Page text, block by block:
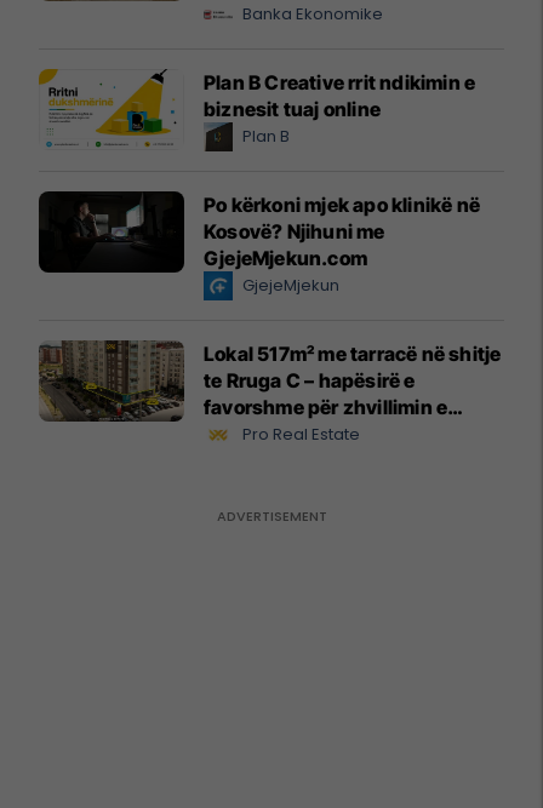
Banka Ekonomike
Plan B Creative rrit ndikimin e
biznesit tuaj online
Plan B
Po kërkoni mjek apo klinikë në
Kosovë? Njihuni me
GjejeMjekun.com
GjejeMjekun
Lokal 517m² me tarracë në shitje
te Rruga C – hapësirë e
favorshme për zhvillimin e
biznesit #15796
Pro Real Estate